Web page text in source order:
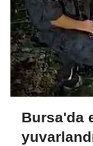
Bursa'da